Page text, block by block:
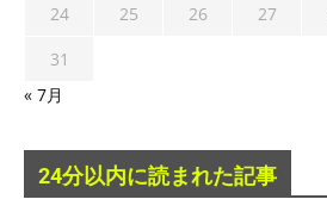
24
25 26 27
31
« 7月
24分以内に読まれた記事